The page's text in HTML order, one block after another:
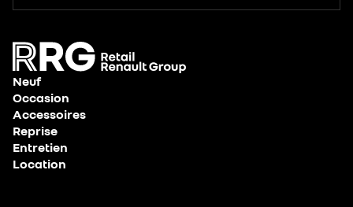
Neuf
Occasion
Accessoires
Reprise
Entretien
Location